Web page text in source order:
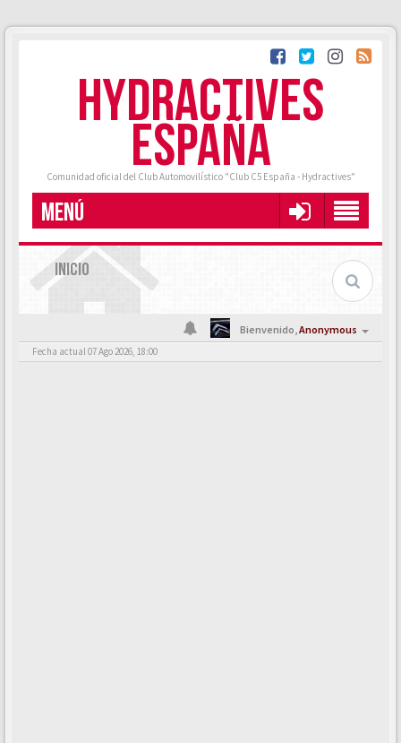
HYDRACTIVES
ESPAÑA
Comunidad oficial del Club Automovilístico "Club C5 España - Hydractives"
MENÚ
INICIO
Bienvenido,Anonymous
Fecha actual 07 Ago 2026, 18:00